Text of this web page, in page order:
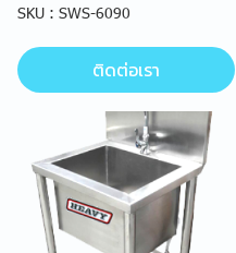
SKU : SWS-6090
ติดต่อเรา